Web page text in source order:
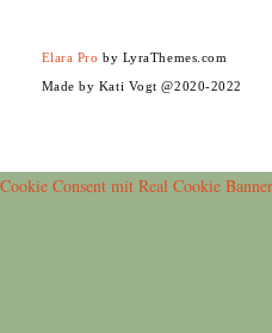
Elara Pro by LyraThemes.com
Made by Kati Vogt @2020-2022
Cookie Consent mit Real Cookie Banner